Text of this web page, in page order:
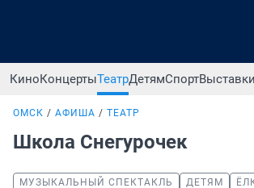
КиноКонцертыТеатрДетямСпортВыставки
ОМСК АФИША ТЕАТР
Школа Снегурочек
МУЗЫКАЛЬНЫЙ СПЕКТАКЛЬ ДЕТЯМ